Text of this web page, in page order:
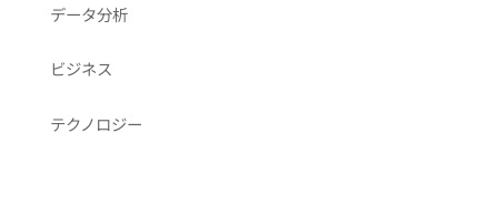
データ分析
ビジネス
テクノロジー